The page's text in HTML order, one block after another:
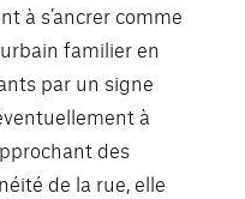
à s’ancrer comme
familier en
par un signe
à
des
de la rue, elle